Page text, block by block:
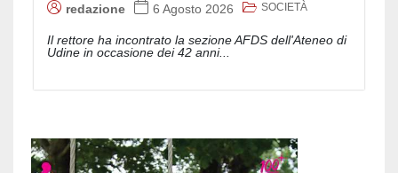
redazione 6 Agosto 2026 SOCIETÀ
Il rettore ha incontrato la sezione AFDS dell'Ateneo di
Udine in occasione dei 42 anni...